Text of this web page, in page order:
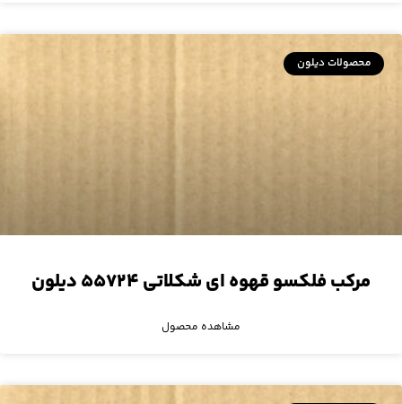
محصولات دیلون
مرکب فلکسو قهوه ای شکلاتی ۵۵۷۲۴ دیلون
مشاهده محصول